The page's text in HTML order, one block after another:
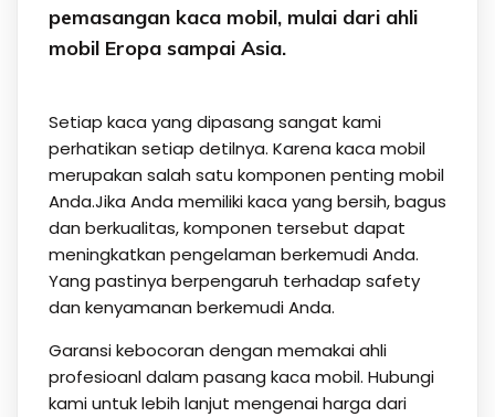
pemasangan kaca mobil, mulai dari ahli
mobil Eropa sampai Asia.
Setiap kaca yang dipasang sangat kami
perhatikan setiap detilnya. Karena kaca mobil
merupakan salah satu komponen penting mobil
Anda.Jika Anda memiliki kaca yang bersih, bagus
dan berkualitas, komponen tersebut dapat
meningkatkan pengelaman berkemudi Anda.
Yang pastinya berpengaruh terhadap safety
dan kenyamanan berkemudi Anda.
Garansi kebocoran dengan memakai ahli
profesioanl dalam pasang kaca mobil. Hubungi
kami untuk lebih lanjut mengenai harga dari